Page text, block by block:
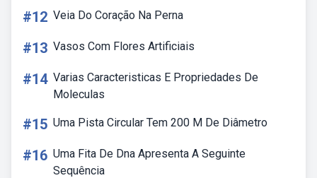
#12 Veia Do Coração Na Perna
#13 Vasos Com Flores Artificiais
#14 Varias Caracteristicas E Propriedades De
Moleculas
#15 Uma Pista Circular Tem 200 M De Diâmetro
#16 Uma Fita De Dna Apresenta A Seguinte
Sequência